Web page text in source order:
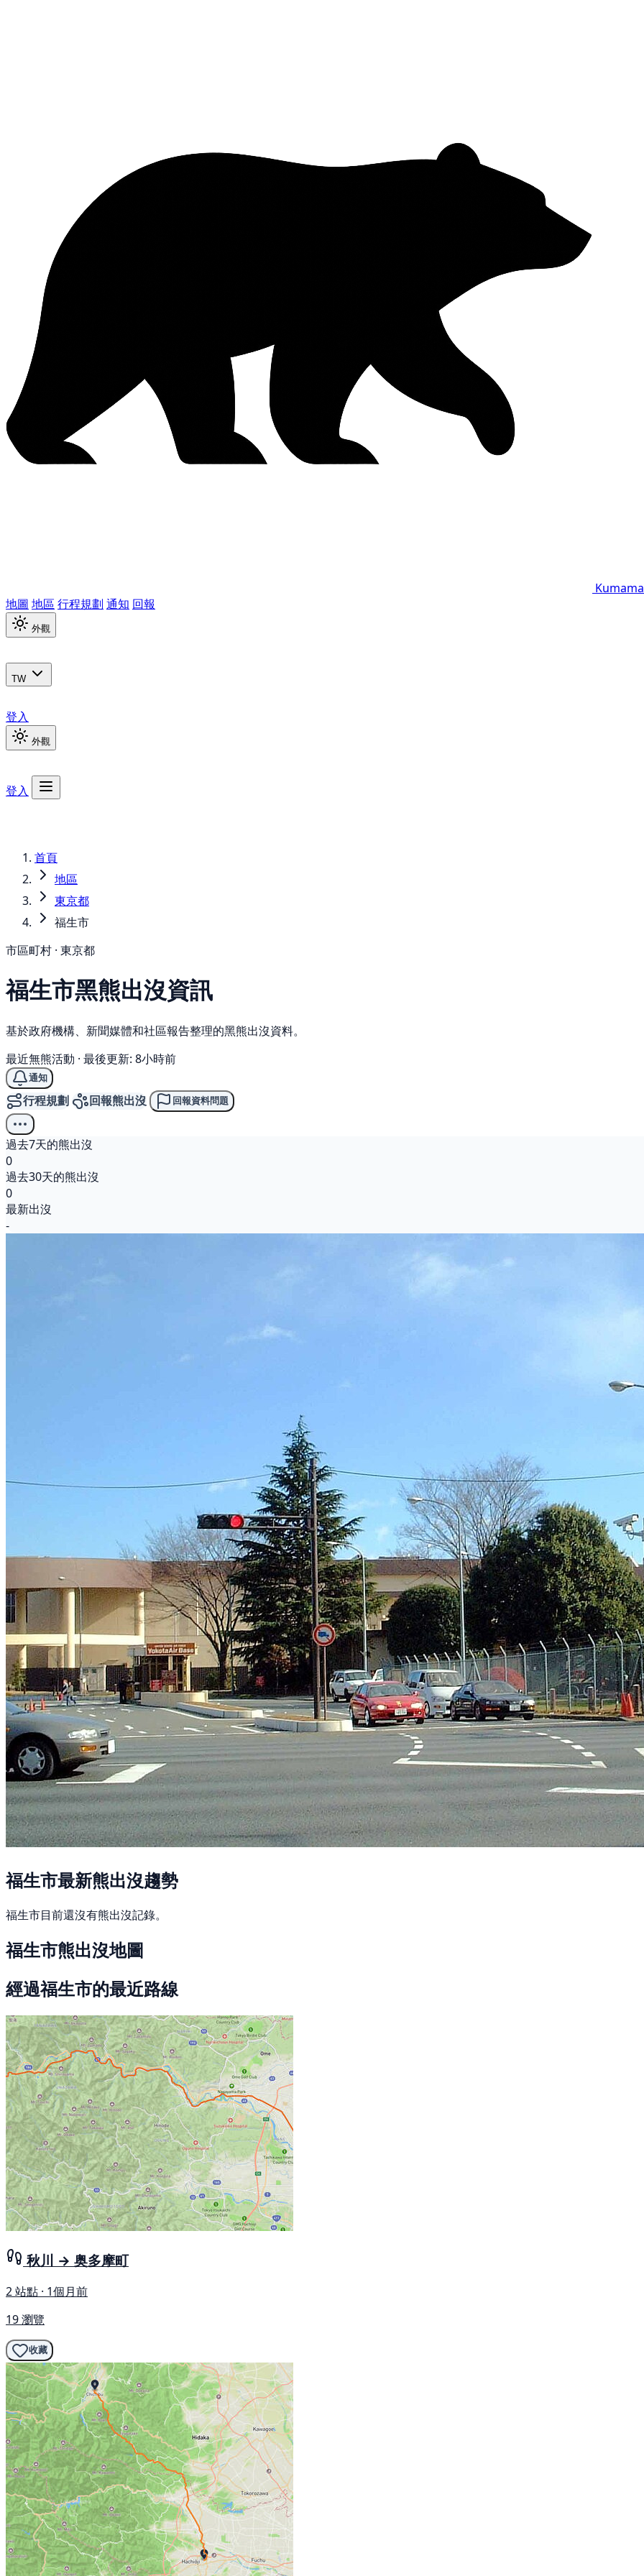
地圖 地區 行程規劃 通知 回報
外觀
TW
登入
外觀
登入
首頁
地區
東京都
福生市
市區町村 · 東京都
福生市黑熊出沒資訊
基於政府機構、新聞媒體和社區報告整理的黑熊出沒資料。
最近無熊活動 · 最後更新: 8小時前
通知
行程規劃 回報熊出沒 回報資料問題
過去7天的熊出沒
0
過去30天的熊出沒
0
最新出沒
-
福生市最新熊出沒趨勢
福生市目前還沒有熊出沒記錄。
福生市熊出沒地圖
經過福生市的最近路線
秋川 → 奥多摩町
2 站點 · 1個月前
19 瀏覽
收藏